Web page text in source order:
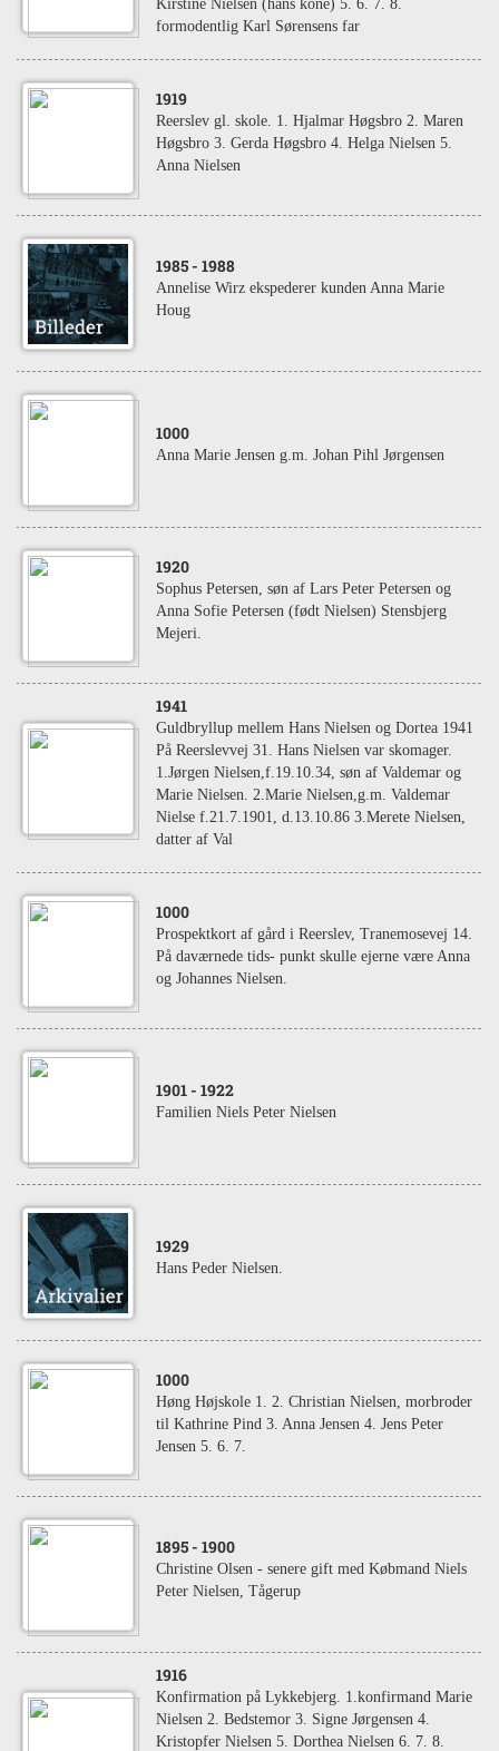
Kirstine Nielsen (hans kone) 5. 6. 7. 8.
formodentlig Karl Sørensens far
1919
Reerslev gl. skole. 1. Hjalmar Høgsbro 2. Maren
Høgsbro 3. Gerda Høgsbro 4. Helga Nielsen 5.
Anna Nielsen
1985 - 1988
Annelise Wirz ekspederer kunden Anna Marie
Houg
1000
Anna Marie Jensen g.m. Johan Pihl Jørgensen
1920
Sophus Petersen, søn af Lars Peter Petersen og
Anna Sofie Petersen (født Nielsen) Stensbjerg
Mejeri.
1941
Guldbryllup mellem Hans Nielsen og Dortea 1941
På Reerslevvej 31. Hans Nielsen var skomager.
1.Jørgen Nielsen,f.19.10.34, søn af Valdemar og
Marie Nielsen. 2.Marie Nielsen,g.m. Valdemar
Nielse f.21.7.1901, d.13.10.86 3.Merete Nielsen,
datter af Val
1000
Prospektkort af gård i Reerslev, Tranemosevej 14.
På daværnede tids- punkt skulle ejerne være Anna
og Johannes Nielsen.
1901 - 1922
Familien Niels Peter Nielsen
1929
Hans Peder Nielsen.
1000
Høng Højskole 1. 2. Christian Nielsen, morbroder
til Kathrine Pind 3. Anna Jensen 4. Jens Peter
Jensen 5. 6. 7.
1895 - 1900
Christine Olsen - senere gift med Købmand Niels
Peter Nielsen, Tågerup
1916
Konfirmation på Lykkebjerg. 1.konfirmand Marie
Nielsen 2. Bedstemor 3. Signe Jørgensen 4.
Kristopfer Nielsen 5. Dorthea Nielsen 6. 7. 8.